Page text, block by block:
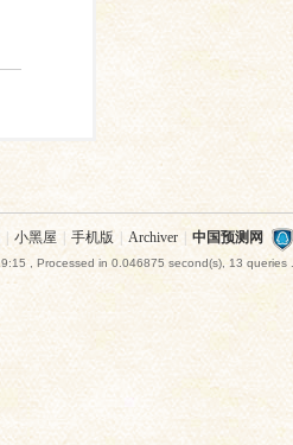
小黑屋 手机版 Archiver 中国预测网
, Processed in 0.046875 second(s), 13 queries .